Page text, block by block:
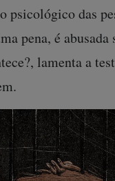
psicológico das
pena, é abusada
lamenta a